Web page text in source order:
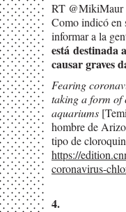
RT @MikiMaur
Como indicó en
informar a la
está destinada
causar graves
Fearing
taking a form of
aquariums
hombre de
tipo de
https://
coronavirus-
4.